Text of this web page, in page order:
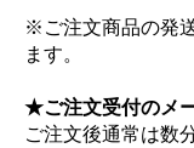
※ご注文商品の発
ます。
★ご注文受付のメ
ご注文後通常は数